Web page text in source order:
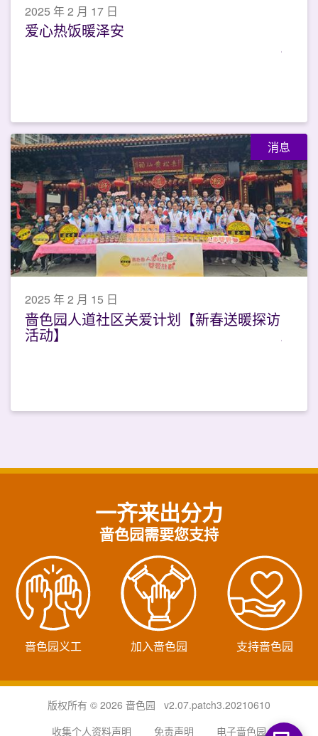
2025 年 2 月 17 日
爱心热饭暖泽安
消息
2025 年 2 月 15 日
啬色园人道社区关爱计划【新春送暖探访
活动】
一齐来出分力
啬色园需要您支持
啬色园义工 加入啬色园 支持啬色园
版权所有 © 2026 啬色园 v2.07.patch3.20210610
收集个人资料声明
免责声明 电子啬色园